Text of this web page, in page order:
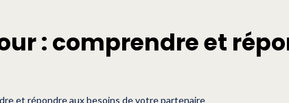
: comprendre et
et répondre aux besoins de votre partenaire